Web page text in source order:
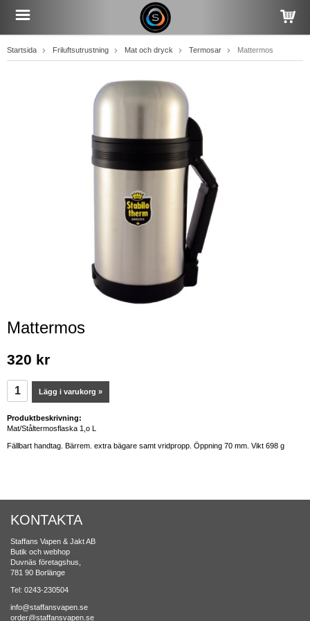
Startsida Friluftsutrustning Mat och dryck Termosar Mattermos
Mattermos
320 kr
Lägg i varukorg »
Produktbeskrivning:
Mat/Ståltermosflaska 1,o L
Fällbart handtag. Bärrem. extra bägare samt vridpropp. Öppning 70 mm. Vikt 698 g
KONTAKTA
Staffans Vapen & Jakt AB
Butik och webhop
Duvnäs företagshus,
781 90 Borlänge
Tel: 0243-230504
info@staffansvapen.se
order@staffansvapen.se